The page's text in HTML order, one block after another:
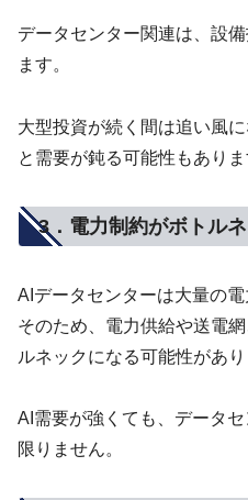
データセンター関連は、設
ます。
大型投資が続く間は追い風
と需要が鈍る可能性もありま
3．電力制約がボトル
AIデータセンターは大量の電
そのため、電力供給や送電
ルネックになる可能性があり
AI需要が強くても、データ
限りません。